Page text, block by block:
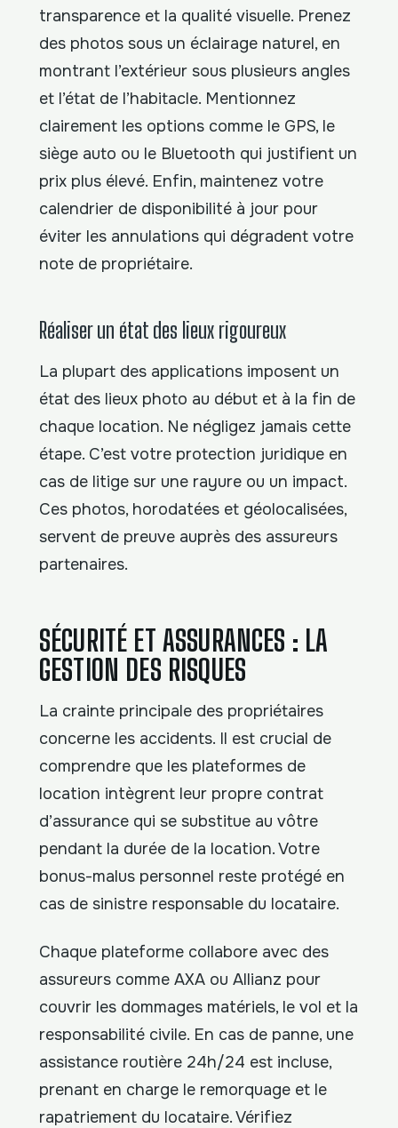
transparence et la qualité visuelle. Prenez
des photos sous un éclairage naturel, en
montrant l’extérieur sous plusieurs angles
et l’état de l’habitacle. Mentionnez
clairement les options comme le GPS, le
siège auto ou le Bluetooth qui justifient un
prix plus élevé. Enfin, maintenez votre
calendrier de disponibilité à jour pour
éviter les annulations qui dégradent votre
note de propriétaire.
Réaliser un état des lieux rigoureux
La plupart des applications imposent un
état des lieux photo au début et à la fin de
chaque location. Ne négligez jamais cette
étape. C’est votre protection juridique en
cas de litige sur une rayure ou un impact.
Ces photos, horodatées et géolocalisées,
servent de preuve auprès des assureurs
partenaires.
SÉCURITÉ ET ASSURANCES : LA
GESTION DES RISQUES
La crainte principale des propriétaires
concerne les accidents. Il est crucial de
comprendre que les plateformes de
location intègrent leur propre contrat
d’assurance qui se substitue au vôtre
pendant la durée de la location. Votre
bonus-malus personnel reste protégé en
cas de sinistre responsable du locataire.
Chaque plateforme collabore avec des
assureurs comme AXA ou Allianz pour
couvrir les dommages matériels, le vol et la
responsabilité civile. En cas de panne, une
assistance routière 24h/24 est incluse,
prenant en charge le remorquage et le
rapatriement du locataire. Vérifiez